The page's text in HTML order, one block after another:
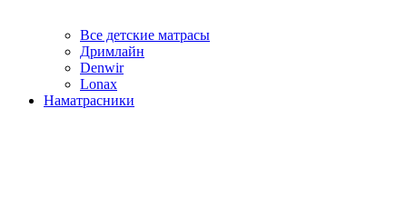
Все детские матрасы
Дримлайн
Denwir
Lonax
Наматрасники